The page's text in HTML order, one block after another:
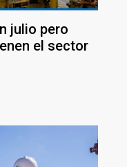
julio pero
el sector